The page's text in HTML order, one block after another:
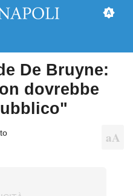
De Bruyne:
dovrebbe